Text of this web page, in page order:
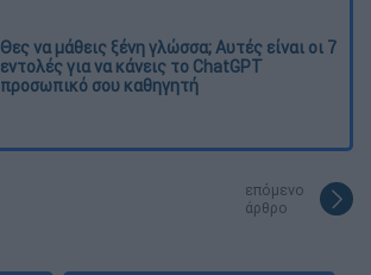
Θες να μάθεις ξένη γλώσσα; Αυτές είναι οι 7
εντολές για να κάνεις το ChatGPT
προσωπικό σου καθηγητή
επόμενο
άρθρο